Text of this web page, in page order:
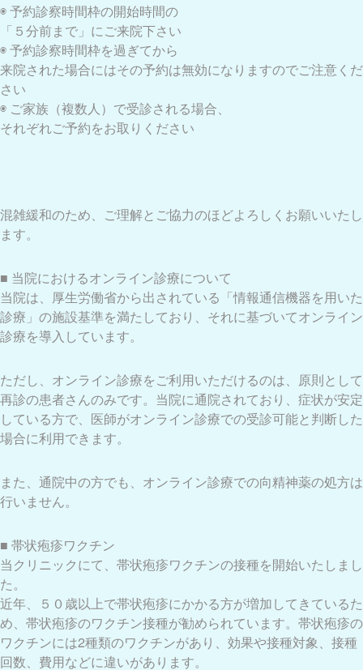
◉ 予約診察時間枠の開始時間の
「５分前まで」にご来院下さい
◉ 予約診察時間枠を過ぎてから
来院された場合にはその予約は無効になりますのでご注意くだ
さい
◉ ご家族（複数人）で受診される場合、
それぞれご予約をお取りください
混雑緩和のため、ご理解とご協力のほどよろしくお願いいたし
ます。
■ 当院におけるオンライン診療について
当院は、厚生労働省から出されている「情報通信機器を用いた
診療」の施設基準を満たしており、それに基づいてオンライン
診療を導入しています。
ただし、オンライン診療をご利用いただけるのは、原則として
再診の患者さんのみです。当院に通院されており、症状が安定
している方で、医師がオンライン診療での受診可能と判断した
場合に利用できます。
また、通院中の方でも、オンライン診療での向精神薬の処方は
行いません。
■ 帯状疱疹ワクチン
当クリニックにて、帯状疱疹ワクチンの接種を開始いたしまし
た。
近年、５０歳以上で帯状疱疹にかかる方が増加してきているた
め、帯状疱疹のワクチン接種が勧められています。帯状疱疹の
ワクチンには2種類のワクチンがあり、効果や接種対象、接種
回数、費用などに違いがあります。